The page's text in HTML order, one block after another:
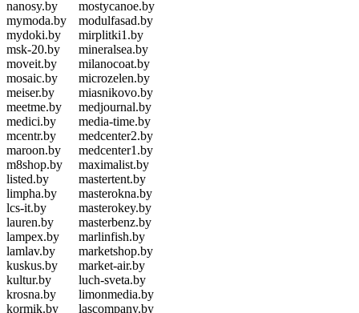
nanosy.by
mymoda.by
mydoki.by
msk-20.by
moveit.by
mosaic.by
meiser.by
meetme.by
medici.by
mcentr.by
maroon.by
m8shop.by
listed.by
limpha.by
lcs-it.by
lauren.by
lampex.by
lamlav.by
kuskus.by
kultur.by
krosna.by
kormik.by
mostycanoe.by
modulfasad.by
mirplitki1.by
mineralsea.by
milanocoat.by
microzelen.by
miasnikovo.by
medjournal.by
media-time.by
medcenter2.by
medcenter1.by
maximalist.by
mastertent.by
masterokna.by
masterokey.by
masterbenz.by
marlinfish.by
marketshop.by
market-air.by
luch-sveta.by
limonmedia.by
lascompany.by